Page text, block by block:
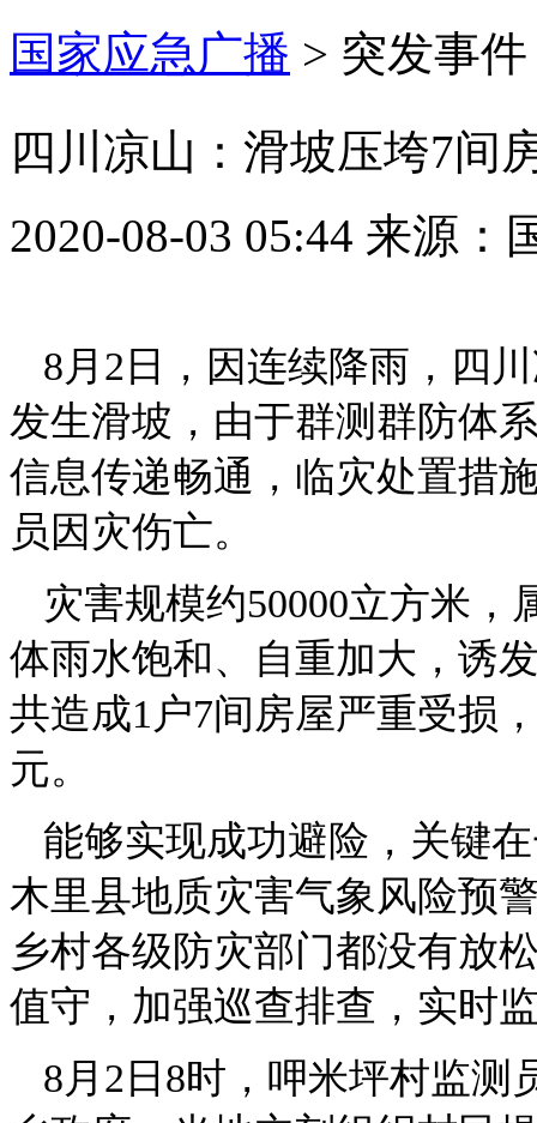
国家应急广播 > 突发事件
四川凉山：滑坡压垮7间
2020-08-03 05:44 来源：
8月2日，因连续降雨，四
发生滑坡，由于群测群防体
信息传递畅通，临灾处置措
员因灾伤亡。
灾害规模约50000立方米
体雨水饱和、自重加大，诱
共造成1户7间房屋严重受损
元。
能够实现成功避险，关键
木里县地质灾害气象风险预
乡村各级防灾部门都没有放
值守，加强巡查排查，实时
8月2日8时，呷米坪村监测